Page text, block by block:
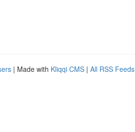
| Made with Kliqqi CMS | All RSS Feeds